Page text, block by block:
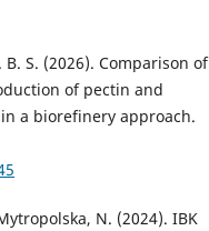
S. (2026). Comparison of
of pectin and
a biorefinery approach.
N. (2024). IBK